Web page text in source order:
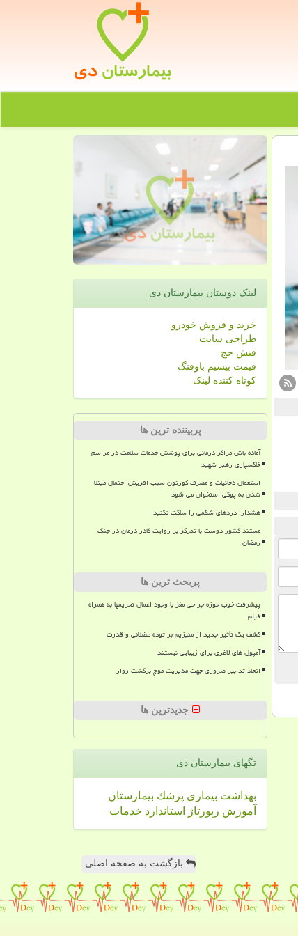
لینک دوستان بیمارستان دی
خرید و فروش خودرو
طراحی سایت
فیش حج
قیمت بیسیم باوفنگ
کوتاه کننده لینک
پربیننده ترین ها
آماده باش مراکز درمانی برای پوشش خدمات سلامت در مراسم
خاکسپاری رهبر شهید
استعمال دخانیات و مصرف کورتون سبب افزیش احتمال مبتلا
شدن به پوکی استخوان می شود
هشدار! دردهای شکمی را ساکت نکنید
مستند کشور دوست با تمرکز بر روایت کادر درمان در جنگ
رمضان
پربحث ترین ها
پیشرفت خوب حوزه جراحی مغز با وجود اعمال تحریمها به همراه
فیلم
کشف یک تأثیر جدید از منیزیم بر توده عضلانی و قدرت
آمپول های لاغری برای زیبایی نیستند
اتخاذ تدابیر ضروری جهت مدیریت موج برگشت زوار
جدیدترین ها
تگهای بیمارستان دی
بهداشت بیماری پزشك بیمارستان
آموزش رپورتاژ استاندارد خدمات
بازگشت به صفحه اصلی